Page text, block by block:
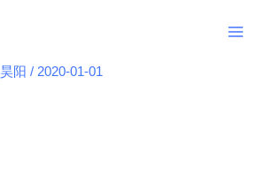
昊阳 / 2020-01-01